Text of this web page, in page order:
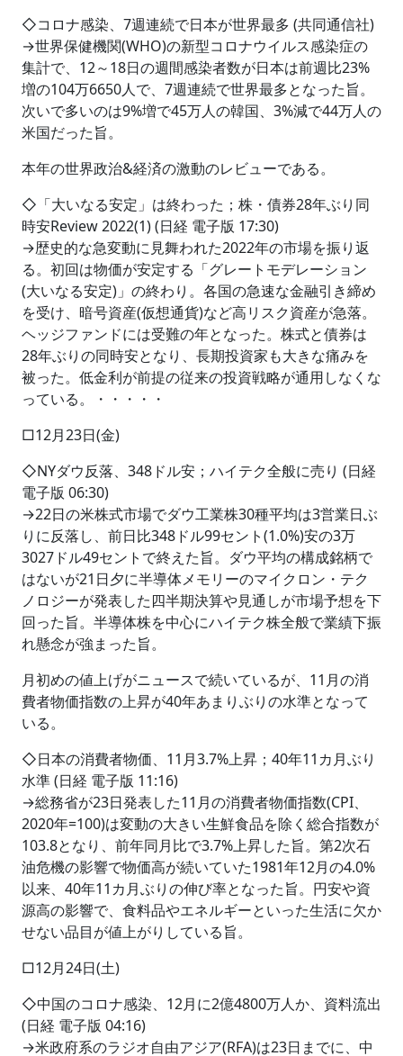
◇コロナ感染、7週連続で日本が世界最多 (共同通信社)
→世界保健機関(WHO)の新型コロナウイルス感染症の
集計で、12～18日の週間感染者数が日本は前週比23%
増の104万6650人で、7週連続で世界最多となった旨。
次いで多いのは9%増で45万人の韓国、3%減で44万人の
米国だった旨。
本年の世界政治&経済の激動のレビューである。
◇「大いなる安定」は終わった；株・債券28年ぶり同
時安Review 2022(1) (日経 電子版 17:30)
→歴史的な急変動に見舞われた2022年の市場を振り返
る。初回は物価が安定する「グレートモデレーション
(大いなる安定)」の終わり。各国の急速な金融引き締め
を受け、暗号資産(仮想通貨)など高リスク資産が急落。
ヘッジファンドには受難の年となった。株式と債券は
28年ぶりの同時安となり、長期投資家も大きな痛みを
被った。低金利が前提の従来の投資戦略が通用しなくな
っている。・・・・・
□12月23日(金)
◇NYダウ反落、348ドル安；ハイテク全般に売り (日経
電子版 06:30)
→22日の米株式市場でダウ工業株30種平均は3営業日ぶ
りに反落し、前日比348ドル99セント(1.0%)安の3万
3027ドル49セントで終えた旨。ダウ平均の構成銘柄で
はないが21日夕に半導体メモリーのマイクロン・テク
ノロジーが発表した四半期決算や見通しが市場予想を下
回った旨。半導体株を中心にハイテク株全般で業績下振
れ懸念が強まった旨。
月初めの値上げがニュースで続いているが、11月の消
費者物価指数の上昇が40年あまりぶりの水準となって
いる。
◇日本の消費者物価、11月3.7%上昇；40年11カ月ぶり
水準 (日経 電子版 11:16)
→総務省が23日発表した11月の消費者物価指数(CPI、
2020年=100)は変動の大きい生鮮食品を除く総合指数が
103.8となり、前年同月比で3.7%上昇した旨。第2次石
油危機の影響で物価高が続いていた1981年12月の4.0%
以来、40年11カ月ぶりの伸び率となった旨。円安や資
源高の影響で、食料品やエネルギーといった生活に欠か
せない品目が値上がりしている旨。
□12月24日(土)
◇中国のコロナ感染、12月に2億4800万人か、資料流出
(日経 電子版 04:16)
→米政府系のラジオ自由アジア(RFA)は23日までに、中